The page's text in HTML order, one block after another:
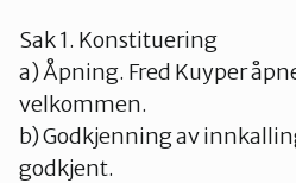
Sak 1. Konstituering
a) Åpning. Fred Kuyper
velkommen.
b) Godkjenning av
godkjent.